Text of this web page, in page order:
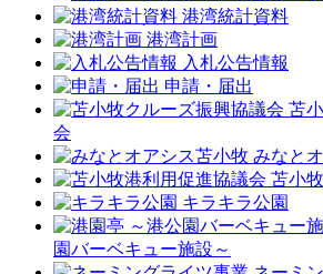
港湾統計資料
港湾計画
入札公告情報
申請・届出
苫
会
みなと
苫小
キラキラ公園
園バーベキュー施設～